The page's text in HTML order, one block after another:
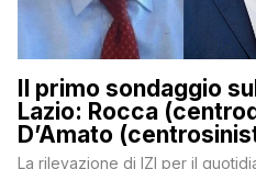
Il primo sondaggio
Lazio: Rocca
D’Amato
La rilevazione di IZI per il